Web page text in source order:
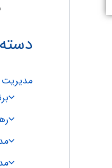
مدیریت